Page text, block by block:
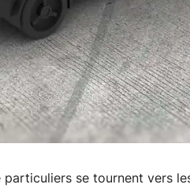
se tournent vers